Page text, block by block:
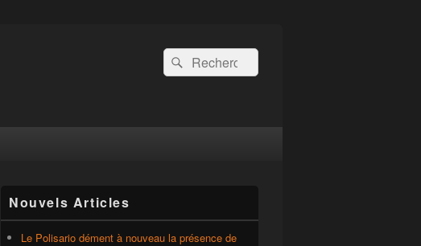
Recherche :
Rechercher
principale
de
widget
Nouvels Articles
Le Polisario dément à nouveau la présence de